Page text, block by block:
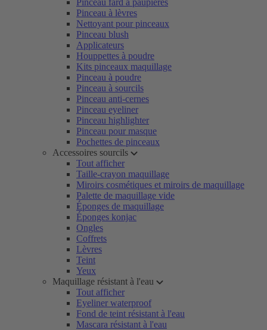
Pinceau fard à paupières
Pinceau à lèvres
Nettoyant pour pinceaux
Pinceau blush
Applicateurs
Houppettes à poudre
Kits pinceaux maquillage
Pinceau à poudre
Pinceau à sourcils
Pinceau anti-cernes
Pinceau eyeliner
Pinceau highlighter
Pinceau pour masque
Pochettes de pinceaux
Accessoires sourcils
Tout afficher
Taille-crayon maquillage
Miroirs cosmétiques et miroirs de maquillage
Palette de maquillage vide
Éponges de maquillage
Éponges konjac
Ongles
Coffrets
Lèvres
Teint
Yeux
Maquillage résistant à l'eau
Tout afficher
Eyeliner waterproof
Fond de teint résistant à l'eau
Mascara résistant à l'eau